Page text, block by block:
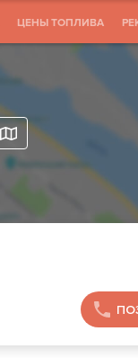
ЦЕНЫ ТОПЛИВА